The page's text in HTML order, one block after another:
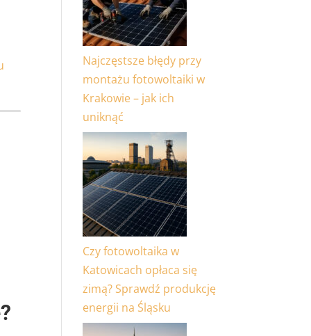
Najczęstsze błędy przy
montażu fotowoltaiki w
Krakowie – jak ich
uniknąć
Czy fotowoltaika w
Katowicach opłaca się
zimą? Sprawdź produkcję
energii na Śląsku